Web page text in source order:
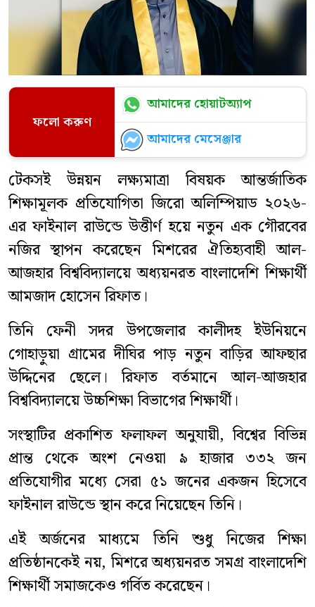
ফলো করুণ
আমাদের হোয়াটঅ্যাপ
আমাদের মেসেঞ্জার
টেকসই উন্নয়ন লক্ষ্যমাত্রা বিষয়ক আন্তর্জাতিক
শিক্ষামূলক প্রতিযোগিতা জিরো অলিম্পিয়াড ২০২৬-
এর ফাইনাল রাউন্ডে উত্তীর্ণ হয়ে নতুন এক গৌরবের
নজির স্থাপন করেছেন মিশরের ঐতিহ্যবাহী আল-
আজহার বিশ্ববিদ্যালয়ে অধ্যয়নরত বাংলাদেশি শিক্ষার্থী
আমজাদ হোসেন রিফাত।
তিনি ফেনী সদর উপজেলার কালীদহ ইউনিয়নে
গোহাড়ুয়া গ্রামের দীঘির পাড় নতুন বাড়ির আফছার
উদ্দিনের ছেলে। রিফাত বর্তমানে আল-আজহার
বিশ্ববিদ্যালয়ে উচ্চশিক্ষা বিভাগের শিক্ষার্থী।
সংস্থাটির প্রকাশিত ফলাফল অনুযায়ী, বিশ্বের বিভিন্ন
প্রান্ত থেকে অংশ নেওয়া ৯ হাজার ৩৩২ জন
প্রতিযোগীর মধ্যে সেরা ৫১ জনের একজন হিসেবে
ফাইনাল রাউন্ডে স্থান করে নিয়েছেন তিনি।
এই অর্জনের মাধ্যমে তিনি শুধু নিজের শিক্ষা
প্রতিষ্ঠানকেই নয়, মিশরে অধ্যয়নরত সমগ্র বাংলাদেশি
শিক্ষার্থী সমাজকেও গর্বিত করেছেন।